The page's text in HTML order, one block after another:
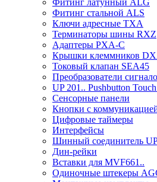
Фитинг латунный ALG
Фитинг стальной ALS
Ключи адресные TXA
Терминаторы шины RXZ
Адаптеры PXA-C
Крышки клеммников
Токовый клапан SEA45
Преобразователи
UP 201.. Pushbutton
Сенсорные панели
Кнопки с
Цифровые таймеры
Интерфейсы
Шинный соединитель
Дин-рейки
Вставки для MVF661..
Одиночные штекеры